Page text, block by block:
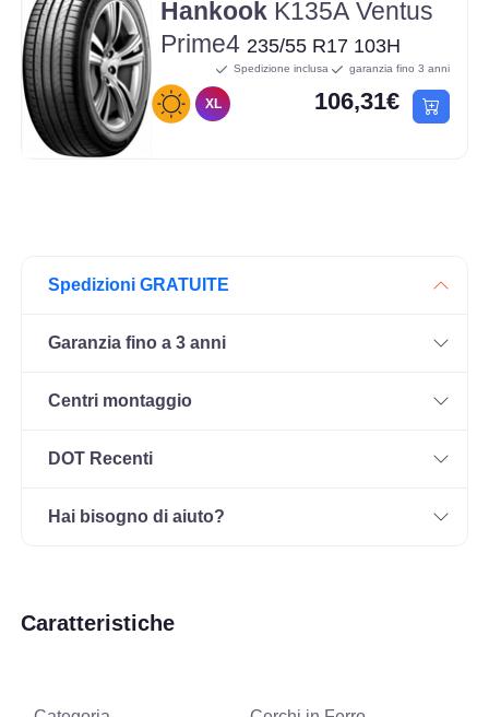
Hankook K135A Ventus
Prime4 235/55 R17 103H
XL
Spedizione inclusa garanzia fino 3 anni
106,31€
Spedizioni GRATUITE
Garanzia fino a 3 anni
Centri montaggio
DOT Recenti
Hai bisogno di aiuto?
Caratteristiche